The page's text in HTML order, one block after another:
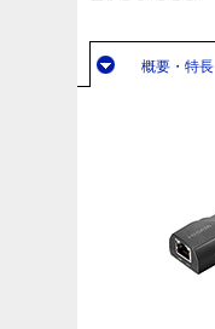
概要・特長